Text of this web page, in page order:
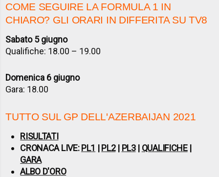
COME SEGUIRE LA FORMULA 1 IN
CHIARO? GLI ORARI IN DIFFERITA SU TV8
Sabato 5 giugno
Qualifiche: 18.00 – 19.00
Domenica 6 giugno
Gara: 18.00
TUTTO SUL GP DELL'AZERBAIJAN 2021
RISULTATI
CRONACA LIVE:PL1 |PL2| PL3| QUALIFICHE|
GARA
ALBO D'ORO